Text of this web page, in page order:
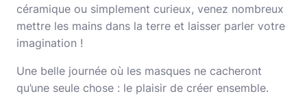
céramique ou simplement curieux, venez nombreux
mettre les mains dans la terre et laisser parler votre
imagination !
Une belle journée où les masques ne cacheront
qu’une seule chose : le plaisir de créer ensemble.